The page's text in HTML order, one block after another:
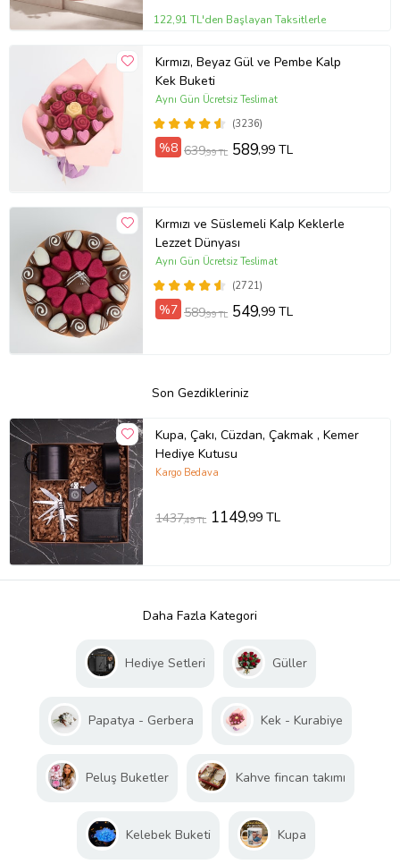
122,91 TL'den Başlayan Taksitlerle
Kırmızı, Beyaz Gül ve Pembe Kalp
Kek Buketi
(3236)
Aynı Gün Ücretsiz Teslimat
%8 639,99 TL 589,99 TL
Kırmızı ve Süslemeli Kalp Keklerle
Lezzet Dünyası
(2721)
Aynı Gün Ücretsiz Teslimat
%7 589,99 TL 549,99 TL
Son Gezdikleriniz
Kupa, Çakı, Cüzdan, Çakmak , Kemer
Hediye Kutusu
Kargo Bedava
1437,49 TL 1149,99 TL
Daha Fazla Kategori
Hediye Setleri Güller
Papatya - Gerbera Kek - Kurabiye
Peluş Buketler Kahve fincan takımı
Kelebek Buketi Kupa